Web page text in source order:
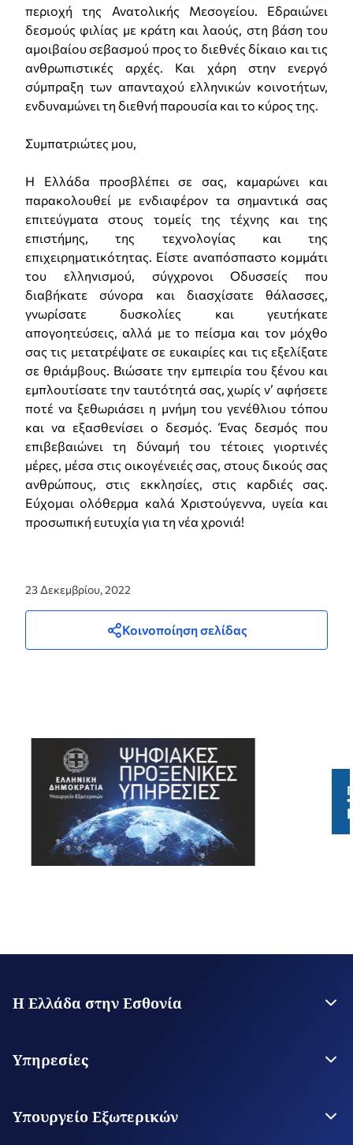
περιοχή της Ανατολικής Μεσογείου. Εδραιώνει
δεσμούς φιλίας με κράτη και λαούς, στη βάση του
αμοιβαίου σεβασμού προς το διεθνές δίκαιο και τις
ανθρωπιστικές αρχές. Και χάρη στην ενεργό
σύμπραξη των απανταχού ελληνικών κοινοτήτων,
ενδυναμώνει τη διεθνή παρουσία και το κύρος της.
Συμπατριώτες μου,
Η Ελλάδα προσβλέπει σε σας, καμαρώνει και
παρακολουθεί με ενδιαφέρον τα σημαντικά σας
επιτεύγματα στους τομείς της τέχνης και της
επιστήμης, της τεχνολογίας και της
επιχειρηματικότητας. Είστε αναπόσπαστο κομμάτι
του ελληνισμού, σύγχρονοι Οδυσσείς που
διαβήκατε σύνορα και διασχίσατε θάλασσες,
γνωρίσατε δυσκολίες και γευτήκατε
απογοητεύσεις, αλλά με το πείσμα και τον μόχθο
σας τις μετατρέψατε σε ευκαιρίες και τις εξελίξατε
σε θριάμβους. Βιώσατε την εμπειρία του ξένου και
εμπλουτίσατε την ταυτότητά σας, χωρίς ν’ αφήσετε
ποτέ να ξεθωριάσει η μνήμη του γενέθλιου τόπου
και να εξασθενίσει ο δεσμός. Ένας δεσμός που
επιβεβαιώνει τη δύναμή του τέτοιες γιορτινές
μέρες, μέσα στις οικογένειές σας, στους δικούς σας
ανθρώπους, στις εκκλησίες, στις καρδιές σας.
Εύχομαι ολόθερμα καλά Χριστούγεννα, υγεία και
προσωπική ευτυχία για τη νέα χρονιά!
23 Δεκεμβρίου, 2022
Κοινοποίηση σελίδας
Η Ελλάδα στην Εσθονία
Επικοινωνία
Υπηρεσίες
Υπηρεσίες για τον Πολίτη
Ψηφιακές Προξενικές Υπηρεσίες
Υπουργείο Εξωτερικών